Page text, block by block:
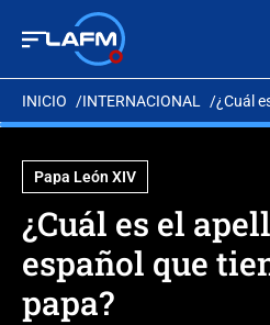
INICIO INTERNACIONAL ¿Cuál
Papa León XIV
¿Cuál es el
español que
papa?